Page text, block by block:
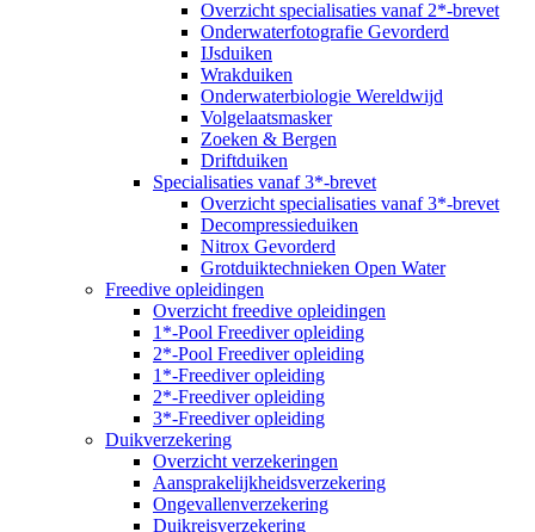
Overzicht specialisaties vanaf 2*-brevet
Onderwaterfotografie Gevorderd
IJsduiken
Wrakduiken
Onderwaterbiologie Wereldwijd
Volgelaatsmasker
Zoeken & Bergen
Driftduiken
Specialisaties vanaf 3*-brevet
Overzicht specialisaties vanaf 3*-brevet
Decompressieduiken
Nitrox Gevorderd
Grotduiktechnieken Open Water
Freedive opleidingen
Overzicht freedive opleidingen
1*-Pool Freediver opleiding
2*-Pool Freediver opleiding
1*-Freediver opleiding
2*-Freediver opleiding
3*-Freediver opleiding
Duikverzekering
Overzicht verzekeringen
Aansprakelijkheidsverzekering
Ongevallenverzekering
Duikreisverzekering